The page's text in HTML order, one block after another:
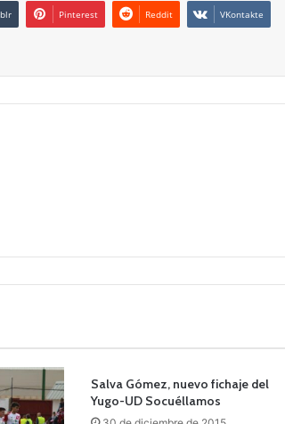
Pinterest Reddit VKontakte
Salva Gómez, nuevo fichaje del
Yugo-UD Socuéllamos